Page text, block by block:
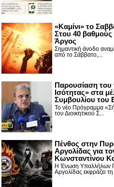
«Καμίνι» το
Στου 40 βαθμούς
Άργος
Σημαντική άνοδο
από το Σάββατο,...
Παρουσίαση
Ισότητας» στα
Συμβουλίου του
Το νέο Πρόγραμμα
του Διοικητικού Σ...
Πένθος στην
Αργολίδας για
Κωνσταντίνου
Η Ένωση Υπαλλήλων
Αργολίδας εκφράζει τη